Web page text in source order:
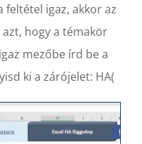
feltétel igaz, akkor az
azt, hogy a témakör
mezőbe írd be a
ki a zárójelet: HA(